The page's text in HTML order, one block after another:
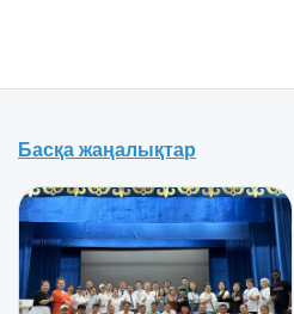
Басқа жаңалықтар